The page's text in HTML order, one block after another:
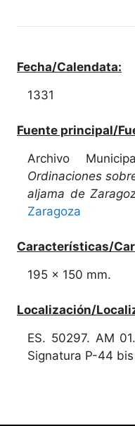
Fecha/Calendata:
1331
Fuente principal/
Archivo
Ordinaciones
aljama de
Zaragoza
Características/
195 x 150 mm.
Localización/
ES. 50297. AM
Signatura P-44 bis